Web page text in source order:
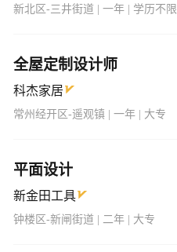
新北区-三井街道 | 一年 | 学历不限
全屋定制设计师
科杰家居
常州经开区-遥观镇 | 一年 | 大专
平面设计
新金田工具
钟楼区-新闸街道 | 二年 | 大专